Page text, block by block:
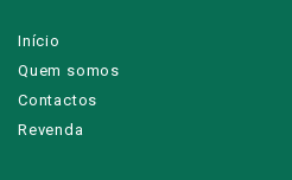
Início
Quem somos
Contactos
Revenda